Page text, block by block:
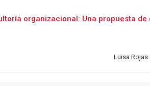
organizacional: Una propuesta
Luisa Rojas